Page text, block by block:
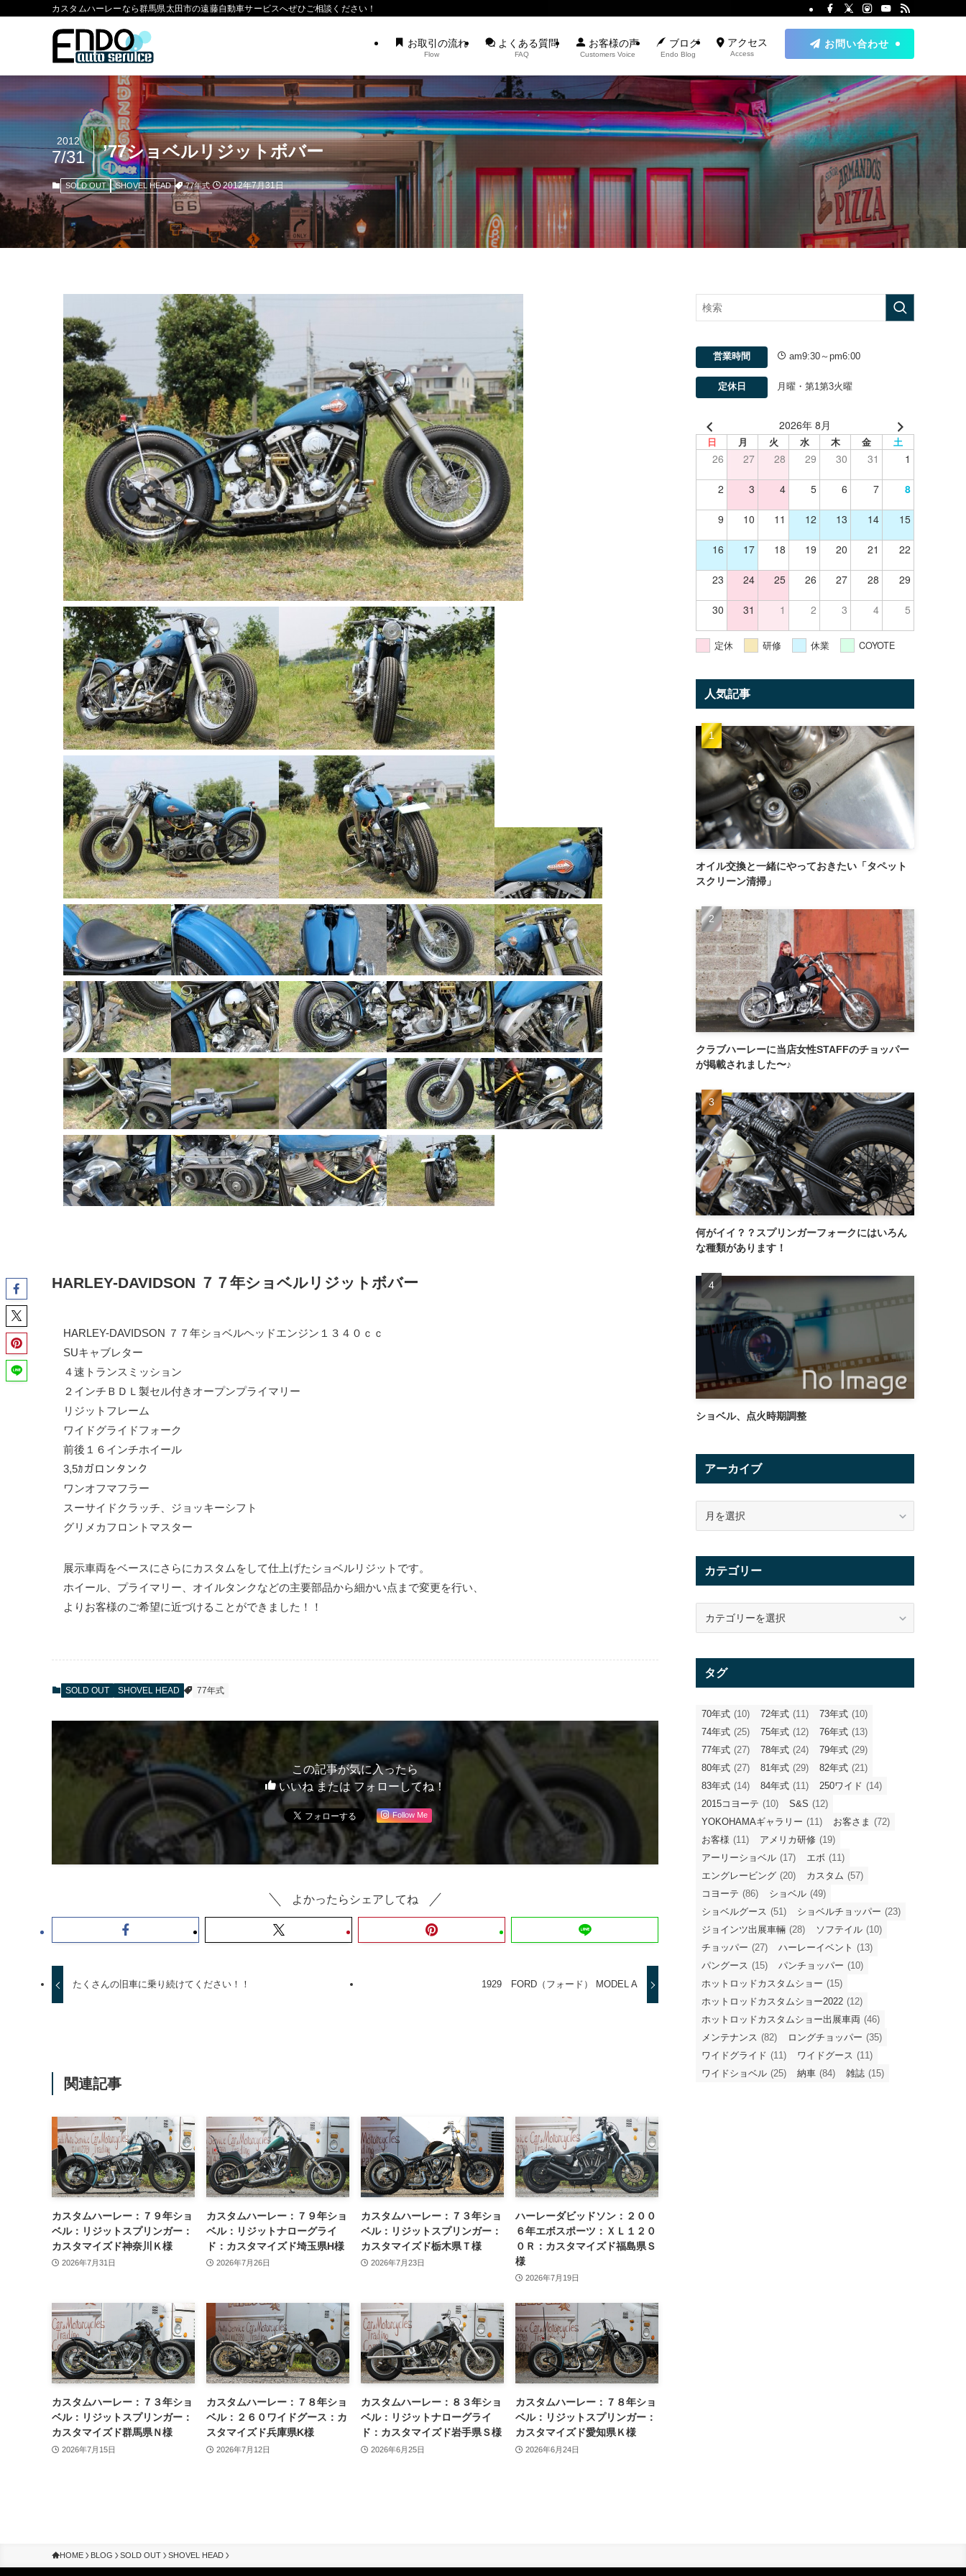
カスタムハーレーなら群馬県太田市の遠藤自動車サービスへぜひご相談ください！
お取引の流れ
Flow
よくある質問
FAQ
お客様の声
Customers Voice
ブログ
Endo Blog
アクセス
Access
お問い合わせ
’77ショベルリジットボバー
2012
7/31
SOLD OUT SHOVEL HEAD 77年式 2012年7月31日
HARLEY-DAVIDSON ７７年ショベルリジットボバー
HARLEY-DAVIDSON ７７年ショベルヘッドエンジン１３４０ｃｃ
SUキャブレター
４速トランスミッション
２インチＢＤＬ製セル付きオープンプライマリー
リジットフレーム
ワイドグライドフォーク
前後１６インチホイール
3,5ｶガロンタンク
ワンオフマフラー
スーサイドクラッチ、ジョッキーシフト
グリメカフロントマスター
展示車両をベースにさらにカスタムをして仕上げたショベルリジットです。
ホイール、プライマリー、オイルタンクなどの主要部品から細かい点まで変更を行い、
よりお客様のご希望に近づけることができました！！
SOLD OUT SHOVEL HEAD 77年式
この記事が気に入ったら
いいね または フォローしてね！
Follow Me
よかったらシェアしてね
たくさんの旧車に乗り続けてください！！ 1929 FORD（フォード） MODEL A
関連記事
カスタムハーレー：７９年ショ
ベル：リジットスプリンガー：
カスタマイズド神奈川Ｋ様
2026年7月31日
カスタムハーレー：７９年ショ
ベル：リジットナローグライ
ド：カスタマイズド埼玉県H様
2026年7月26日
カスタムハーレー：７３年ショ
ベル：リジットスプリンガー：
カスタマイズド栃木県Ｔ様
2026年7月23日
ハーレーダビッドソン：２００
６年エボスポーツ：ＸＬ１２０
０Ｒ：カスタマイズド福島県Ｓ
様
2026年7月19日
カスタムハーレー：７３年ショ
ベル：リジットスプリンガー：
カスタマイズド群馬県Ｎ様
2026年7月15日
カスタムハーレー：７８年ショ
ベル：２６０ワイドグース：カ
スタマイズド兵庫県K様
2026年7月12日
カスタムハーレー：８３年ショ
ベル：リジットナローグライ
ド：カスタマイズド岩手県Ｓ様
2026年6月25日
カスタムハーレー：７８年ショ
ベル：リジットスプリンガー：
カスタマイズド愛知県Ｋ様
2026年6月24日
営業時間 am9:30～pm6:00
定休日 月曜・第1第3火曜
2026年 8月
日 月 火 水 木 金 土
26 27 28 29 30 31 1
2 3 4 5 6 7 8
9 10 11 12 13 14 15
16 17 18 19 20 21 22
23 24 25 26 27 28 29
30 31 1 2 3 4 5
定休 研修 休業 COYOTE
人気記事
オイル交換と一緒にやっておきたい「タペット
スクリーン清掃」
クラブハーレーに当店女性STAFFのチョッパー
が掲載されました〜♪
何がイイ？？スプリンガーフォークにはいろん
な種類があります！
ショベル、点火時期調整
アーカイブ
イ
カテゴリー
リ
タグ
70年式 (10) 72年式 (11) 73年式 (10)
74年式 (25) 75年式 (12) 76年式 (13)
77年式 (27) 78年式 (24) 79年式 (29)
80年式 (27) 81年式 (29) 82年式 (21)
83年式 (14) 84年式 (11) 250ワイド (14)
2015コヨーテ (10) S&S (12)
YOKOHAMAギャラリー (11) お客さま (72)
お客様 (11) アメリカ研修 (19)
アーリーショベル (17) エボ (11)
エングレービング (20) カスタム (57)
コヨーテ (86) ショベル (49)
ショベルグース (51) ショベルチョッパー (23)
ジョインツ出展車輛 (28) ソフテイル (10)
チョッパー (27) ハーレーイベント (13)
パングース (15) パンチョッパー (10)
ホットロッドカスタムショー (15)
ホットロッドカスタムショー2022 (12)
ホットロッドカスタムショー出展車両 (46)
メンテナンス (82) ロングチョッパー (35)
ワイドグライド (11) ワイドグース (11)
ワイドショベル (25) 納車 (84) 雑誌 (15)
HOME BLOG SOLD OUT SHOVEL HEAD